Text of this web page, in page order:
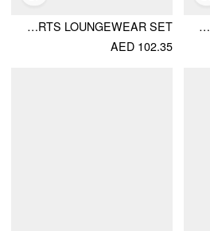
POLKA DOT SQUARE NECK TOP & HIGH RISE STRAIGHT TROUSERS LOUNGEWEAR SET
COTTON-BLEND U-NECKLINE POLKA DOT LACE TRIM CAMI TOP & MID RISE SHORTS LOUNGEWEAR SET
AED 102.35